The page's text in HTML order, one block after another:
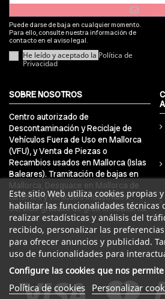
Este sitio Web utiliza cookies propias
habilitar las funcionalidades técnicas
realizar estadísticas y análisis del
recibido, personalizar las
para ofrecer anuncios y publicidad.
uso de funcionalidades para
Configure las cookies que nos
Política de cookies Personalizar
Puede darse de baja en cualquier momento.
Para ello, consulte nuestra información de
contacto en el aviso legal.
He leído y aceptado la Política de
Privacidad
SOBRE NOSOTROS
Centro autorizado de
Descontaminación y Reciclaje de
Vehículos Fuera de Uso en Mallorca
(VFU), y Venta de Piezas o
Recambios usados en Mallorca (Islas
Baleares). Tramitación de bajas en
Mallorca, Desguace en Mallorca de
turismos y vehículos industriales.
Servicio gratuito de grúa en Mallorca.